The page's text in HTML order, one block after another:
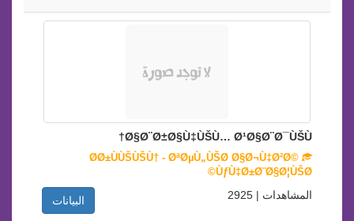
Ø§Ø¨Ø±Ø§Ù‡ÙŠÙ… Ø¹Ø§Ø¨Ø¯ÙŠÙ†
Ø­Ø±ÙÙŠÙŠÙ† - ØªØµÙ„ÙŠØ­ Ø§Ø¬Ù‡Ø²Ø©
ÙƒÙ‡Ø±Ø¨Ø§Ø¦ÙŠØ©
البيانات المشاهدات | 2925